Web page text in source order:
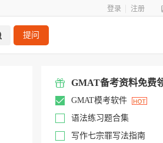
登录 注册
提问
GMAT备考资料免费
GMAT模考软件
语法练习题合集
写作七宗罪写法指南